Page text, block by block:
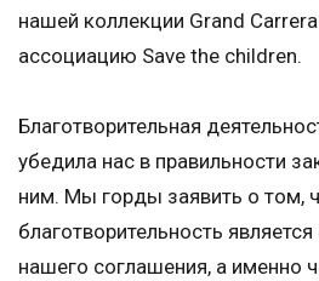
нашей коллекции Grand
ассоциацию Save the children.
Благотворительная
убедила нас в правильности
ним. Мы горды заявить о том,
благотворительность
нашего соглашения, а именно